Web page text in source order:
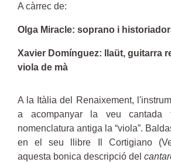
A càrrec de:
Olga Miracle: soprano i
Xavier Domínguez: llaüt, guitarra
viola de mà
A la Itàlia del Renaixement,
a acompanyar la veu
nomenclatura antiga la “viola”.
en el seu llibre Il Cortigiano
aquesta bonica descripció del